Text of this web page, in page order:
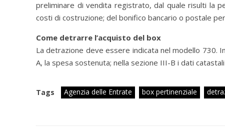
preliminare di vendita registrato, dal quale risulti la
costi di costruzione; del bonifico bancario o postale
Come detrarre l’acquisto del box
La detrazione deve essere indicata nel modello 730.
A, la spesa sostenuta; nella sezione III-B i dati catastali
Tags Agenzia delle Entrate box pertinenziale